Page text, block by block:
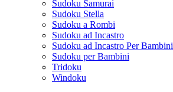
Sudoku Samurai
Sudoku Stella
Sudoku a Rombi
Sudoku ad Incastro
Sudoku ad Incastro Per Bambini
Sudoku per Bambini
Tridoku
Windoku